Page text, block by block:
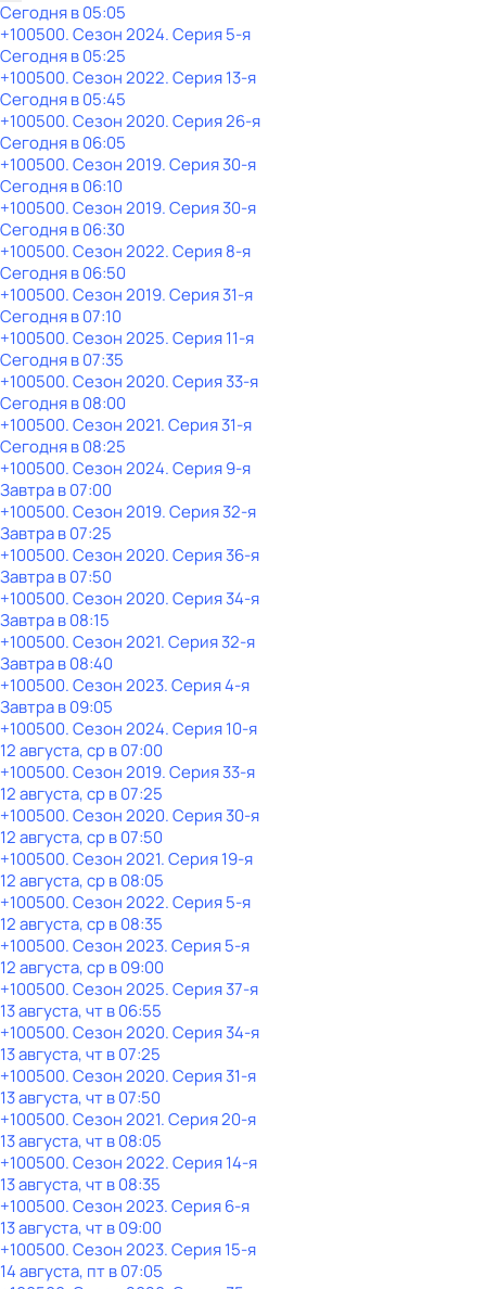
Сегодня в 05:05
+100500. Сезон 2024. Серия 5-я
Сегодня в 05:25
+100500. Сезон 2022. Серия 13-я
Сегодня в 05:45
+100500. Сезон 2020. Серия 26-я
Сегодня в 06:05
+100500. Сезон 2019. Серия 30-я
Сегодня в 06:10
+100500. Сезон 2019. Серия 30-я
Сегодня в 06:30
+100500. Сезон 2022. Серия 8-я
Сегодня в 06:50
+100500. Сезон 2019. Серия 31-я
Сегодня в 07:10
+100500. Сезон 2025. Серия 11-я
Сегодня в 07:35
+100500. Сезон 2020. Серия 33-я
Сегодня в 08:00
+100500. Сезон 2021. Серия 31-я
Сегодня в 08:25
+100500. Сезон 2024. Серия 9-я
Завтра в 07:00
+100500. Сезон 2019. Серия 32-я
Завтра в 07:25
+100500. Сезон 2020. Серия 36-я
Завтра в 07:50
+100500. Сезон 2020. Серия 34-я
Завтра в 08:15
+100500. Сезон 2021. Серия 32-я
Завтра в 08:40
+100500. Сезон 2023. Серия 4-я
Завтра в 09:05
+100500. Сезон 2024. Серия 10-я
12 августа, ср в 07:00
+100500. Сезон 2019. Серия 33-я
12 августа, ср в 07:25
+100500. Сезон 2020. Серия 30-я
12 августа, ср в 07:50
+100500. Сезон 2021. Серия 19-я
12 августа, ср в 08:05
+100500. Сезон 2022. Серия 5-я
12 августа, ср в 08:35
+100500. Сезон 2023. Серия 5-я
12 августа, ср в 09:00
+100500. Сезон 2025. Серия 37-я
13 августа, чт в 06:55
+100500. Сезон 2020. Серия 34-я
13 августа, чт в 07:25
+100500. Сезон 2020. Серия 31-я
13 августа, чт в 07:50
+100500. Сезон 2021. Серия 20-я
13 августа, чт в 08:05
+100500. Сезон 2022. Серия 14-я
13 августа, чт в 08:35
+100500. Сезон 2023. Серия 6-я
13 августа, чт в 09:00
+100500. Сезон 2023. Серия 15-я
14 августа, пт в 07:05